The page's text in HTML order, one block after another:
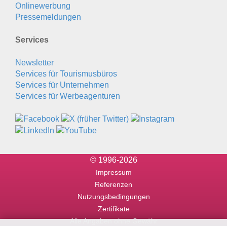
Onlinewerbung
Pressemeldungen
Services
Newsletter
Services für Tourismusbüros
Services für Unternehmen
Services für Werbeagenturen
© 1996-2026
Impressum
Referenzen
Nutzungsbedingungen
Zertifikate
Alle Angaben ohne Gewähr